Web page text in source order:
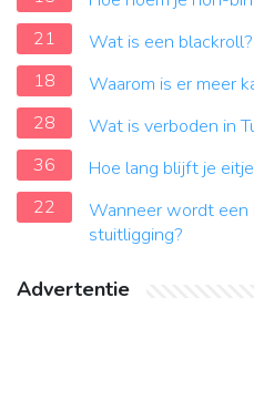
21
Wat is een blackroll?
18
Waarom is er meer
28
Wat is verboden in
36
Hoe lang blijft je
22
Wanneer wordt een
stuitligging?
Advertentie